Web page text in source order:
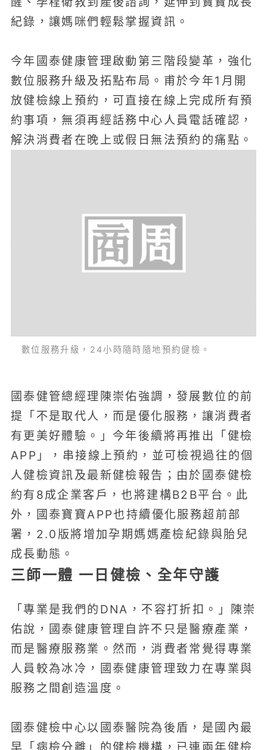
紀錄，讓媽咪們輕鬆掌握資訊。
今年國泰健康管理啟動第三階段變革，強化
數位服務升級及拓點布局。甫於今年1月開
放健檢線上預約，可直接在線上完成所有預
約事項，無須再經話務中心人員電話確認，
解決消費者在晚上或假日無法預約的痛點。
數位服務升級，24小時隨時隨地預約健檢。
國泰健管總經理陳崇佑強調，發展數位的前
提「不是取代人，而是優化服務，讓消費者
有更美好體驗。」今年後續將再推出「健檢
APP」，串接線上預約，並可檢視過往的個
人健檢資訊及最新健檢報告；由於國泰健檢
約有8成企業客戶，也將建構B2B平台。此
外，國泰寶寶APP也持續優化服務超前部
署，2.0版將增加孕期媽媽產檢紀錄與胎兒
成長動態。
三師一體 一日健檢、全年守護
「專業是我們的DNA，不容打折扣。」陳崇
佑說，國泰健康管理自許不只是醫療產業，
而是醫療服務業。然而，消費者常覺得專業
人員較為冰冷，國泰健康管理致力在專業與
服務之間創造溫度。
國泰健檢中心以國泰醫院為後盾，是國內最
早「病檢分離」的健檢機構，已連兩年健檢